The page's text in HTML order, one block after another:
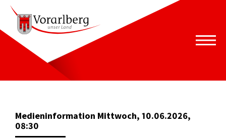
Medieninformation Mittwoch, 10.06.2026,
08:30